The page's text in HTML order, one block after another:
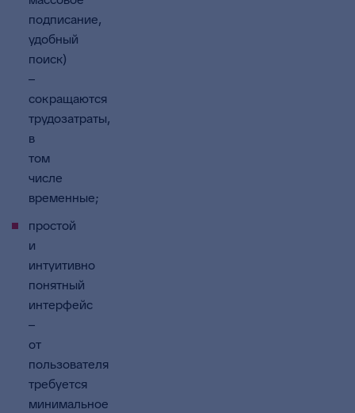
подписание,
удобный
поиск)
–
сокращаются
трудозатраты,
в
том
числе
временные;
простой
и
интуитивно
понятный
интерфейс
–
от
пользователя
требуется
минимальное